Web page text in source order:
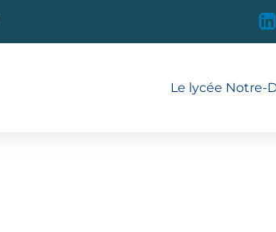
Le lycée Notre-